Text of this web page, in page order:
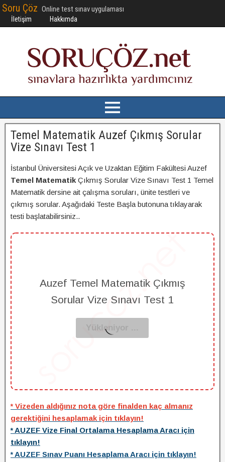
Soru Çöz Online test sınav uygulaması
İletişim Hakkımda
Temel Matematik Auzef Çıkmış Sorular
Vize Sınavı Test 1
İstanbul Üniversitesi Açık ve Uzaktan Eğitim Fakültesi Auzef
Temel Matematik Çıkmış Sorular Vize Sınavı Test 1 Temel
Matematik dersine ait çalışma soruları, ünite testleri ve
çıkmış sorular. Aşağıdaki Teste Başla butonuna tıklayarak
testi başlatabilirsiniz..
Auzef Temel Matematik Çıkmış
Sorular Vize Sınavı Test 1
* Vizeden aldığınız nota göre finalden kaç almanız
gerektiğini hesaplamak için tıklayın!
* AUZEF Vize Final Ortalama Hesaplama Aracı için
tıklayın!
* AUZEF Sınav Puanı Hesaplama Aracı için tıklayın!